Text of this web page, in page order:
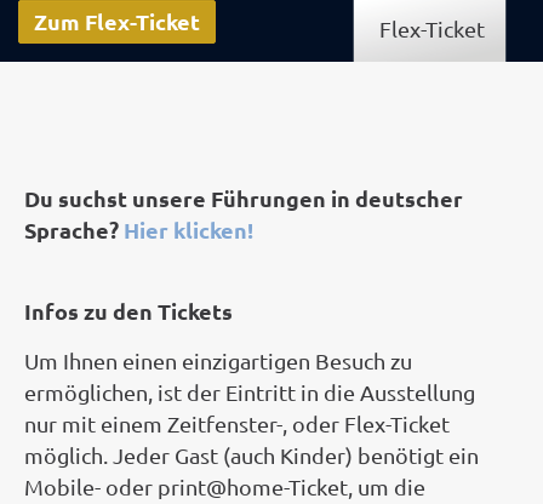
Du suchst unsere Führungen in deutscher
Sprache? Hier klicken!
Infos zu den Tickets
Um Ihnen einen einzigartigen Besuch zu
ermöglichen, ist der Eintritt in die Ausstellung
nur mit einem Zeitfenster-, oder Flex-Ticket
möglich. Jeder Gast (auch Kinder) benötigt ein
Mobile- oder print@home-Ticket, um die
Zum Flex-Ticket Flex-Ticket